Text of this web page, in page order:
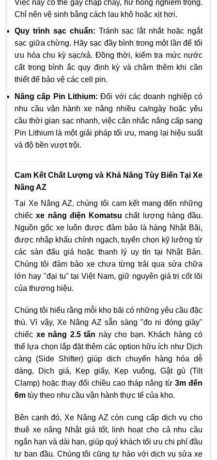
Việc này có thể gây chập cháy, hư hỏng nghiêm trọng.
Chỉ nên vệ sinh bằng cách lau khô hoặc xịt hơi.
Quy trình sạc chuẩn: Tránh sạc lắt nhắt hoặc ngắt
sạc giữa chừng. Hãy sạc đầy bình trong một lần để tối
ưu hóa chu kỳ sạc/xả. Đồng thời, kiểm tra mức nước
cất trong bình ắc quy định kỳ và châm thêm khi cần
thiết để bảo vệ các cell pin.
Nâng cấp Pin Lithium: Đối với các doanh nghiệp có
nhu cầu vận hành xe nâng nhiều ca/ngày hoặc yêu
cầu thời gian sạc nhanh, việc cân nhắc nâng cấp sang
Pin Lithium là một giải pháp tối ưu, mang lại hiệu suất
và độ bền vượt trội.
Cam Kết Chất Lượng và Khả Năng Tùy Biến Tại Xe
Nâng AZ
Tại Xe Nâng AZ, chúng tôi cam kết mang đến những
chiếcxe nâng điện Komatsu chất lượng hàng đầu.
Nguồn gốc xe luôn được đảm bảo là hàng Nhật Bãi,
được nhập khẩu chính ngạch, tuyển chọn kỹ lưỡng từ
các sàn đấu giá hoặc thanh lý uy tín tại Nhật Bản.
Chúng tôi đảm bảo xe chưa từng trải qua sửa chữa
lớn hay "đại tu" tại Việt Nam, giữ nguyên giá trị cốt lõi
của thương hiệu.
Chúng tôi hiểu rằng mỗi kho bãi có những yêu cầu đặc
thù. Vì vậy, Xe Nâng AZ sẵn sàng "đo ni đóng giày"
chiếc xe nâng 2.5 tấn này cho bạn. Khách hàng có
thể lựa chọn lắp đặt thêm các option hữu ích như Dịch
càng (Side Shifter) giúp dịch chuyển hàng hóa dễ
dàng, Dịch giá, Kẹp giấy, Kẹp vuông, Gật gù (Tilt
Clamp) hoặc thay đổi chiều cao tháp nâng từ 3m đến
6m tùy theo nhu cầu vận hành thực tế của kho.
Bên cạnh đó, Xe Nâng AZ còn cung cấp dịch vụ cho
thuê xe nâng Nhật giá tốt, linh hoạt cho cả nhu cầu
ngắn hạn và dài hạn, giúp quý khách tối ưu chi phí đầu
tư ban đầu. Chúng tôi cũng tự hào với dịch vụ sửa xe